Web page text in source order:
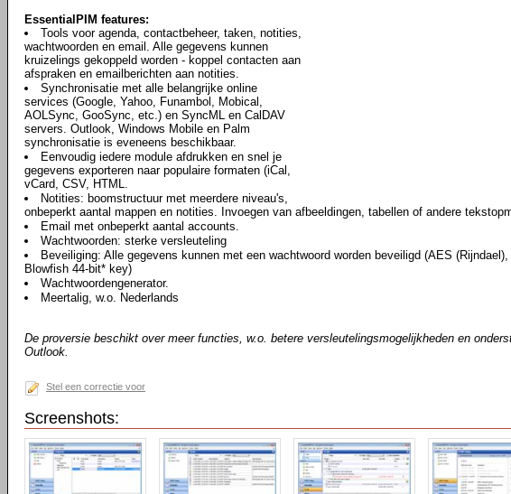
EssentialPIM features:
Tools voor agenda, contactbeheer, taken, notities,
wachtwoorden en email. Alle gegevens kunnen
kruizelings gekoppeld worden - koppel contacten aan
afspraken en emailberichten aan notities.
Synchronisatie met alle belangrijke online
services (Google, Yahoo, Funambol, Mobical,
AOLSync, GooSync, etc.) en SyncML en CalDAV
servers. Outlook, Windows Mobile en Palm
synchronisatie is eveneens beschikbaar.
Eenvoudig iedere module afdrukken en snel je
gegevens exporteren naar populaire formaten (iCal,
vCard, CSV, HTML.
Notities: boomstructuur met meerdere niveau's,
onbeperkt aantal mappen en notities. Invoegen van afbeeldingen, tabellen of andere
Email met onbeperkt aantal accounts.
Wachtwoorden: sterke versleuteling
Beveiliging: Alle gegevens kunnen met een wachtwoord worden beveiligd (AES
Blowfish 44-bit* key)
Wachtwoordengenerator.
Meertalig, w.o. Nederlands
De proversie beschikt over meer functies, w.o. betere versleutelingsmogelijkheden en
Outlook.
Stel een correctie voor
Screenshots: